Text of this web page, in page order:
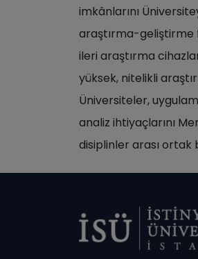
imkânlarını
araştırma-geliştirme
ileri araştırma
yüksek, nitelikli
Üniversiteler,
analiz ihtiyaçlarını
disiplinler arası ortak